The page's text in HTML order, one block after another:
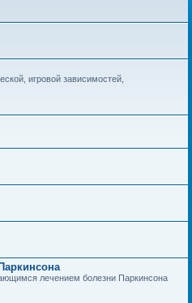
игровой зависимостей,
лечением болезни Паркинсона